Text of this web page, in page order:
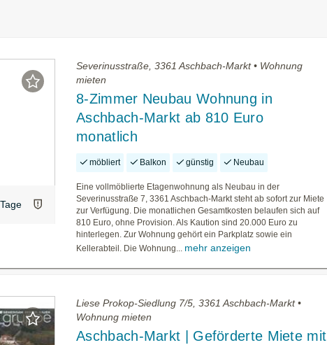
Severinusstraße, 3361 Aschbach-Markt • Wohnung
mieten
8-Zimmer Neubau Wohnung in
Aschbach-Markt ab 810 Euro
monatlich
möbliert Balkon günstig Neubau
Eine vollmöblierte Etagenwohnung als Neubau in der
Severinusstraße 7, 3361 Aschbach-Markt steht ab sofort zur Miete
zur Verfügung. Die monatlichen Gesamtkosten belaufen sich auf
810 Euro, ohne Provision. Als Kaution sind 20.000 Euro zu
hinterlegen. Zur Wohnung gehört ein Parkplatz sowie ein
Kellerabteil. Die Wohnung... mehr anzeigen
Liese Prokop-Siedlung 7/5, 3361 Aschbach-Markt •
Wohnung mieten
Aschbach-Markt | Geförderte Miete mit